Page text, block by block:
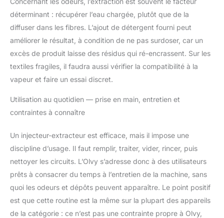
déterminant : récupérer l’eau chargée, plutôt que de la
diffuser dans les fibres. L’ajout de détergent fourni peut
améliorer le résultat, à condition de ne pas surdoser, car un
excès de produit laisse des résidus qui ré-encrassent. Sur les
textiles fragiles, il faudra aussi vérifier la compatibilité à la
vapeur et faire un essai discret.
Utilisation au quotidien — prise en main, entretien et
contraintes à connaître
Un injecteur-extracteur est efficace, mais il impose une
discipline d’usage. Il faut remplir, traiter, vider, rincer, puis
nettoyer les circuits. L’Olvy s’adresse donc à des utilisateurs
prêts à consacrer du temps à l’entretien de la machine, sans
quoi les odeurs et dépôts peuvent apparaître. Le point positif
est que cette routine est la même sur la plupart des appareils
de la catégorie : ce n’est pas une contrainte propre à Olvy,